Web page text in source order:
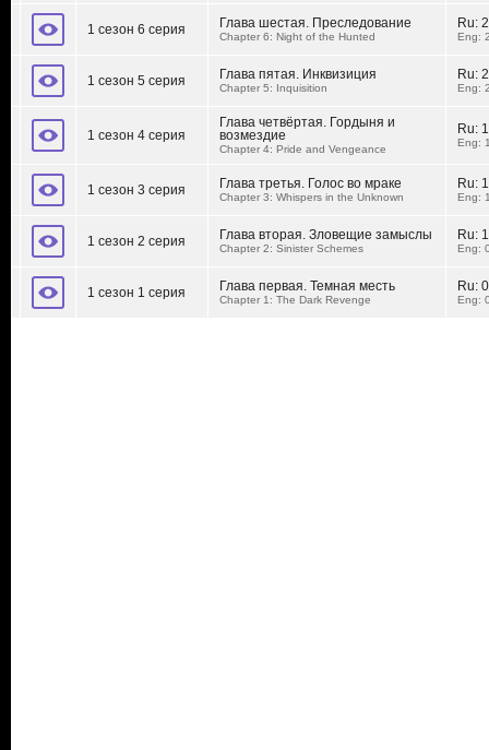
1 сезон 6 серия Глава шестая. Преследование
Chapter 6: Night of the Hunted
Ru:
Eng:
1 сезон 5 серия Глава пятая. Инквизиция
Chapter 5: Inquisition
Ru:
Eng:
1 сезон 4 серия
Глава четвёртая. Гордыня и
возмездие
Chapter 4: Pride and Vengeance
Ru:
Eng:
1 сезон 3 серия Глава третья. Голос во мраке
Chapter 3: Whispers in the Unknown
Ru:
Eng:
1 сезон 2 серия Глава вторая. Зловещие замыслы
Chapter 2: Sinister Schemes
Ru:
Eng:
1 сезон 1 серия Глава первая. Темная месть
Chapter 1: The Dark Revenge
Ru:
Eng: